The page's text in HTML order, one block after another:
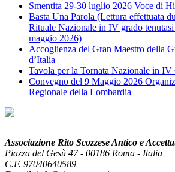
Smentita 29-30 luglio 2026 Voce di
Basta Una Parola (Lettura effettuata
Rituale Nazionale in IV grado
maggio 2026)
Accoglienza del Gran Maestro della
d’Italia
Tavola per la Tornata Nazionale in IV
Convegno del 9 Maggio 2026
Regionale della Lombardia
Associazione Rito Scozzese Antico e
Piazza del Gesù 47 - 00186 Roma - Italia
C.F. 97040640589